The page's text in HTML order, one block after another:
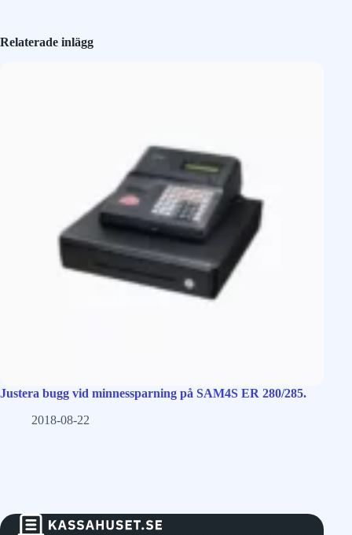
Relaterade inlägg
Justera bugg vid minnessparning på SAM4S ER 280/285.
2018-08-22